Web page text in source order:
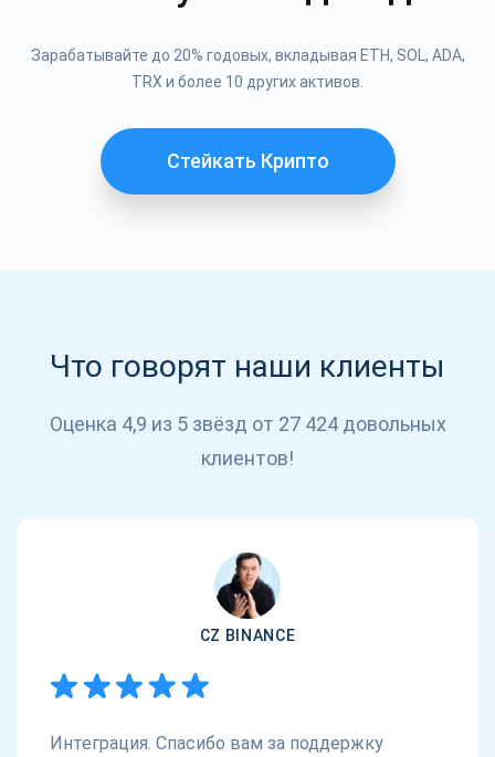
Зарабатывайте до 20% годовых, вкладывая ETH, SOL, ADA,
TRX и более 10 других активов.
Стейкать Крипто
Что говорят наши клиенты
Оценка 4,9 из 5 звёзд от 27 424 довольных
клиентов!
CZ BINANCE
Интеграция. Спасибо вам за поддержку
Подписывайся